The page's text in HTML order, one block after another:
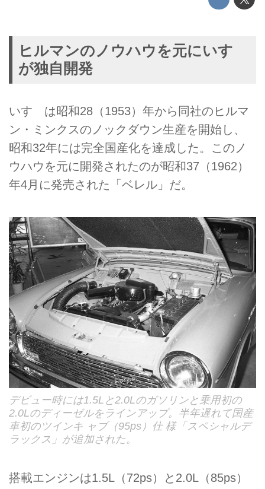
ヒルマンのノウハウを元にいすゞ
が独自開発
いすゞは昭和28（1953）年から同社のヒルマ
ン・ミンクスのノックダウン生産を開始し、
昭和32年には完全国産化を達成した。このノ
ウハウを元に開発されたのが昭和37（1962）
年4月に発売された「ベレル」だ。
デビュー時には1.5Lと2.0Lのガソリンと乗用初の
2.0Lのディーゼルをラインアップ。半年遅れて国産
車初のツインキ ャブ（95ps）仕 様「スペシャルデ
ラックス」が追加された。
搭載エンジンは1.5L（72ps）と2.0L（85ps）